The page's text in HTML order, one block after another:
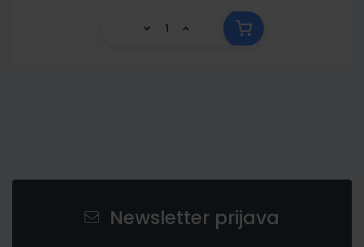
Newsletter prijava